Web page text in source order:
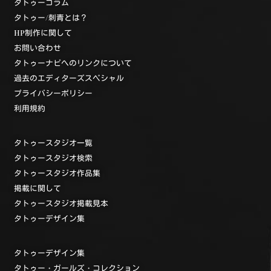
タトゥー/刺青とは？
HP制作に関して
お問い合わせ
タトゥーナビへのリンクについて
過去のエディターズスペシャル
プライバシーポリシー
利用規約
タトゥースタジオ一覧
タトゥースタジオ検索
タトゥースタジオ作品集
掲載に関して
タトゥースタジオ掲載見本
タトゥーデザイン集
タトゥーデザイン集
タトゥー・ガールズ・コレクション